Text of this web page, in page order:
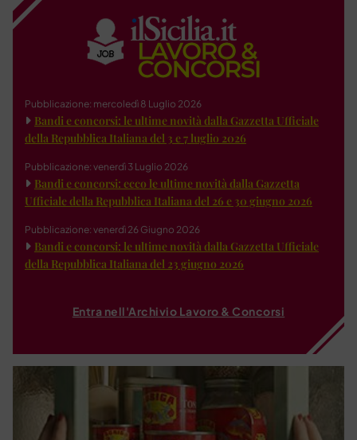
Pubblicazione: mercoledì 8 Luglio 2026
Bandi e concorsi: le ultime novità dalla Gazzetta Ufficiale
della Repubblica Italiana del 3 e 7 luglio 2026
Pubblicazione: venerdì 3 Luglio 2026
Bandi e concorsi: ecco le ultime novità dalla Gazzetta
Ufficiale della Repubblica Italiana del 26 e 30 giugno 2026
Pubblicazione: venerdì 26 Giugno 2026
Bandi e concorsi: le ultime novità dalla Gazzetta Ufficiale
della Repubblica Italiana del 23 giugno 2026
Entra nell'Archivio Lavoro & Concorsi